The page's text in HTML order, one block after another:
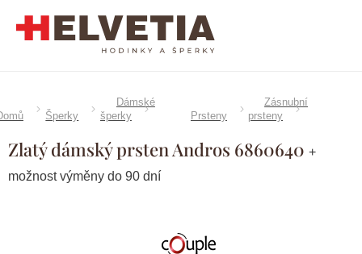
Šperky
Dámské
šperky
Prsteny
Zásnubní
prsteny
Zlatý dámský prsten Andros 6860640 +
možnost výměny do 90 dní
Značka:Couple